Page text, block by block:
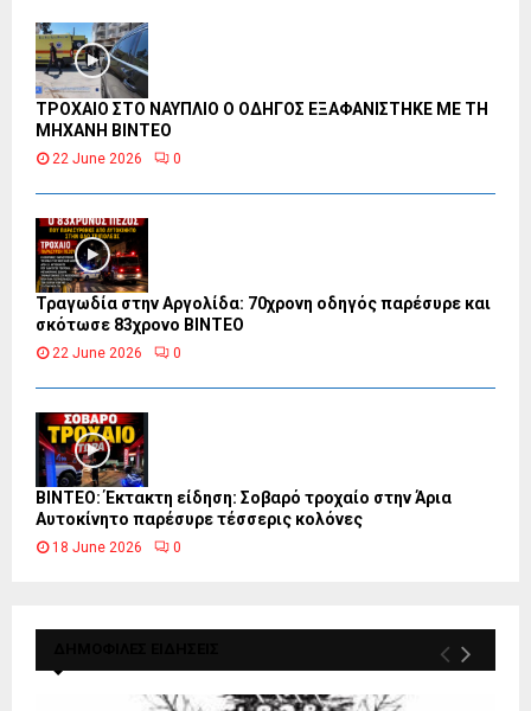
ΤΡΟΧΑΙΟ ΣΤΟ ΝΑΥΠΛΙΟ Ο ΟΔΗΓΟΣ ΕΞΑΦΑΝΙΣΤΗΚΕ ΜΕ ΤΗ
ΜΗΧΑΝΗ ΒΙΝΤΕΟ
22 June 2026 0
Τραγωδία στην Αργολίδα: 70χρονη οδηγός παρέσυρε και
σκότωσε 83χρονο ΒΙΝΤΕΟ
22 June 2026 0
ΒΙΝΤΕΟ: Έκτακτη είδηση: Σοβαρό τροχαίο στην Άρια
Αυτοκίνητο παρέσυρε τέσσερις κολόνες
18 June 2026 0